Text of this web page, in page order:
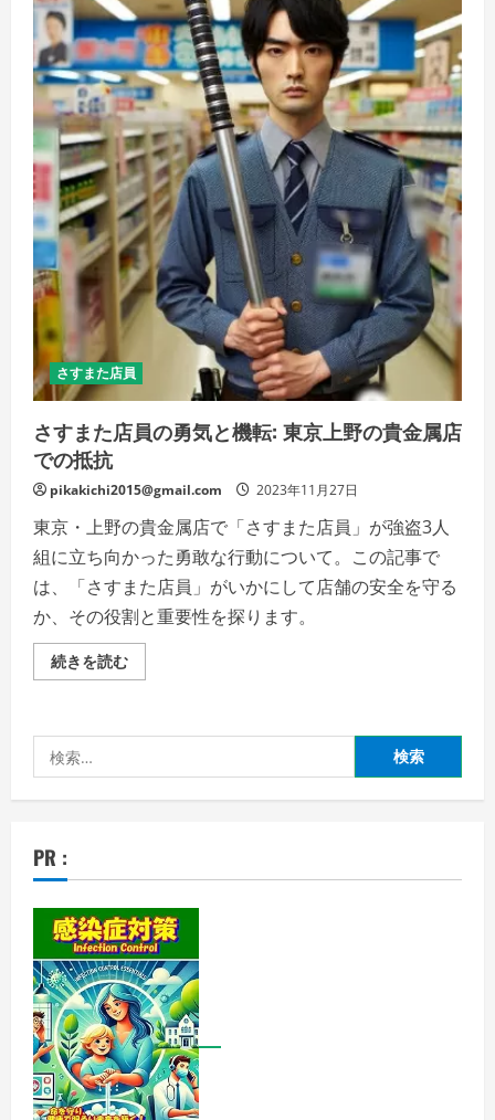
の
最
前
線
で
活
躍
す
る
伝
統
的
ツ
ー
ル
の
詳
細
を
ご
覧
く
さ
い
さすまた店員
さすまた店員の勇気と機転: 東京上野の貴金属店
での抵抗
pikakichi2015@gmail.com 2023年11月27日
東京・上野の貴金属店で「さすまた店員」が強盗3人
組に立ち向かった勇敢な行動について。この記事で
は、「さすまた店員」がいかにして店舗の安全を守る
か、その役割と重要性を探ります。
続きを読むさ
す
員
気
と
上
の
貴
金
属
店
で
の
抵
抗
の
詳
細
を
ご
索:
PR :